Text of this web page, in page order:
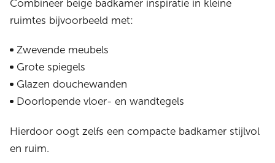
Combineer beige badkamer inspiratie in kleine
ruimtes bijvoorbeeld met:
Zwevende meubels
Grote spiegels
Glazen douchewanden
Doorlopende vloer- en wandtegels
Hierdoor oogt zelfs een compacte badkamer stijlvol
en ruim.